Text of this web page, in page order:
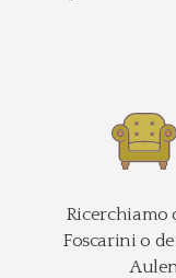
Ricerchiamo
Foscarini o